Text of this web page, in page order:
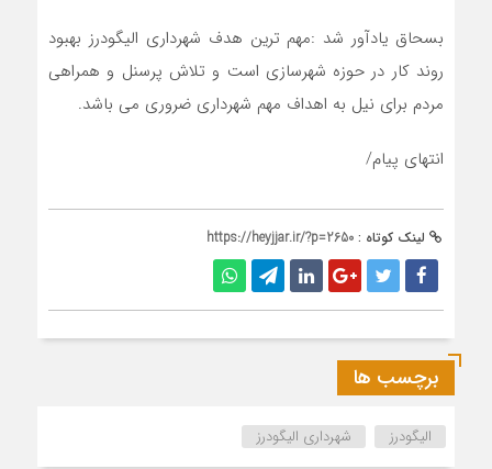
بسحاق یادآور شد :مهم ترین هدف شهرداری الیگودرز بهبود
روند کار در حوزه شهرسازی است و تلاش پرسنل و‌ همراهی
مردم برای نیل به اهداف مهم شهرداری ضروری می باشد.
انتهای پیام/
لینک کوتاه : https://heyjjar.ir/?p=2650
برچسب ها
الیگودرز شهرداری الیگودرز